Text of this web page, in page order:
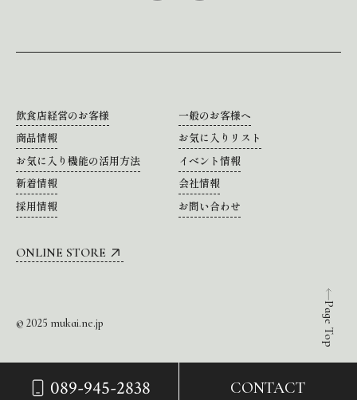
089-945-2838 CONTACT
Page Top
飲食店経営のお客様
一般のお客様へ
商品情報
お気に入りリスト
お気に入り機能の活用方法
イベント情報
新着情報
会社情報
採用情報
お問い合わせ
ONLINE STORE
© 2025 mukai.ne.jp